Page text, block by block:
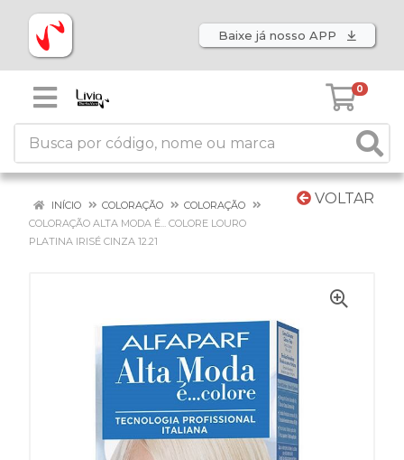
Baixe já nosso APP
0
VOLTAR
INÍCIO COLORAÇÃO
COLORAÇÃO
COLORAÇÃO ALTA MODA É... COLORE LOURO
PLATINA IRISÉ CINZA 12.21